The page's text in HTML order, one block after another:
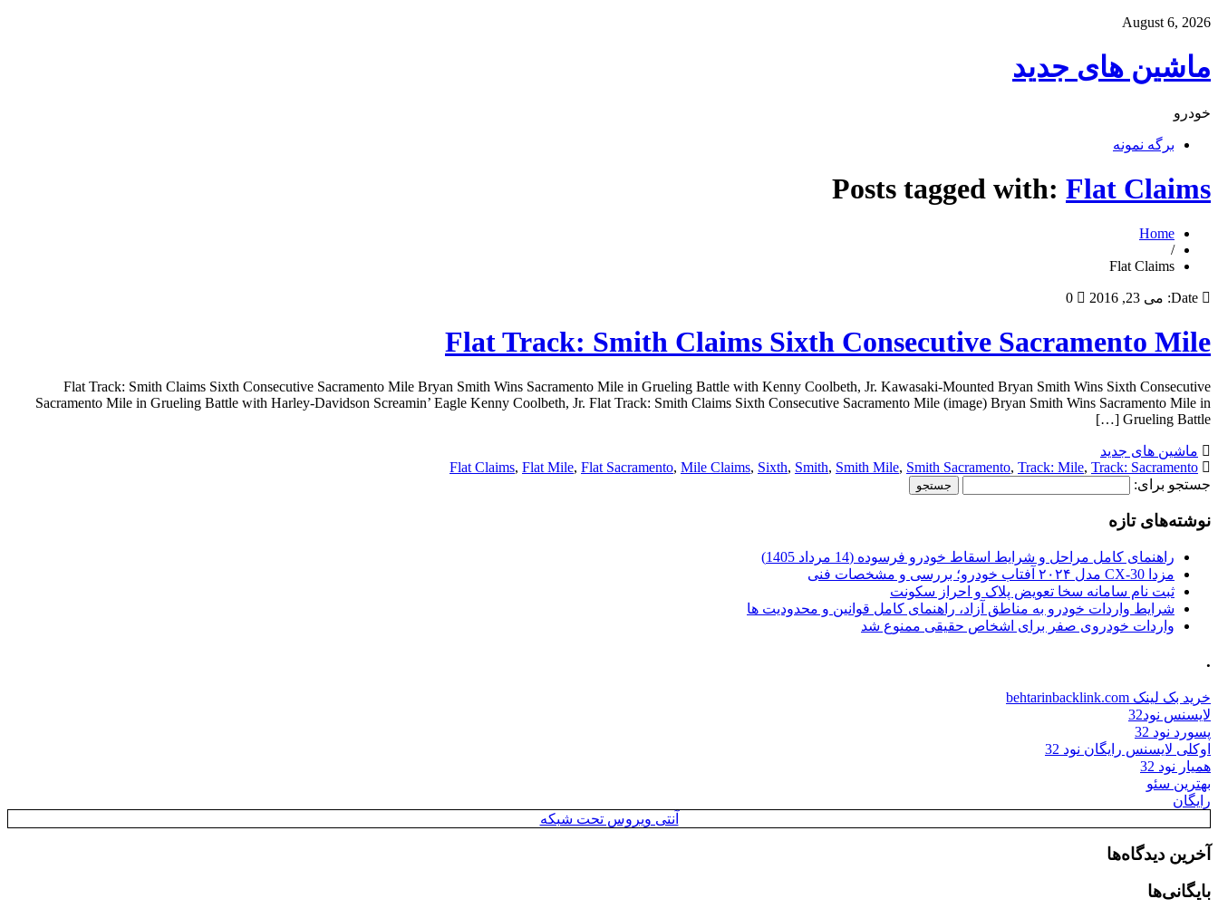
August 6, 2026
ماشین های جدید
خودرو
برگه نمونه
Posts tagged with: Flat Claims
Home
/
Flat Claims
Date: می 23, 2016 0
Flat Track: Smith Claims Sixth Consecutive Sacramento Mile
Flat Track: Smith Claims Sixth Consecutive Sacramento Mile Bryan Smith Wins Sacramento Mile in Grueling Battle with Kenny Coolbeth, Jr. Kawasaki-Mounted Bryan Smith Wins Sixth Consecutive
Sacramento Mile in Grueling Battle with Harley-Davidson Screamin’ Eagle Kenny Coolbeth, Jr. Flat Track: Smith Claims Sixth Consecutive Sacramento Mile (image) Bryan Smith Wins Sacramento Mile in
Grueling Battle […]
ماشین های جدید
Flat Claims, Flat Mile, Flat Sacramento, Mile Claims, Sixth, Smith, Smith Mile, Smith Sacramento, Track: Mile, Track: Sacramento
جستجو برای:
نوشته‌های تازه
راهنمای کامل مراحل و شرایط اسقاط خودرو فرسوده (14 مرداد 1405)
مزدا CX-30 مدل ۲۰۲۴ آفتاب خودرو؛ بررسی و مشخصات فنی
ثبت نام سامانه سخا تعویض پلاک و احراز سکونت
شرایط واردات خودرو به مناطق آزاد، راهنمای کامل قوانین و محدودیت ها
واردات خودروی صفر برای اشخاص حقیقی ممنوع شد
.
خرید بک لینک behtarinbacklink.com
لایسنس نود32
پسورد نود 32
اوکلی لایسنس رایگان نود 32
همیار نود 32
بهترین سئو
رایگان
آنتی ویروس تحت شبکه
آخرین دیدگاه‌ها
بایگانی‌ها